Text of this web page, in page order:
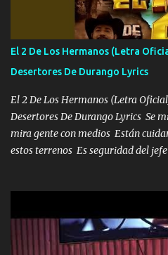
verde se le extraña pa que sepan
POR CLAVE ES EL CALI 4 EN LA
tirante andamos mi carnal atento
se ve limpio el camino nos
misma piedra me vuelvo a
en corto me tiró a per...
El 2 De Los Hermanos (Letra
Desertores De Durango Lyrics
El 2 De Los Hermanos (Letra
Desertores De Durango Lyrics Se
mira gente con medios Están
estos terrenos Es seguridad del
ni tampoco las mujeres porque es
que estar alegres doy las
Música Si es que salta algún